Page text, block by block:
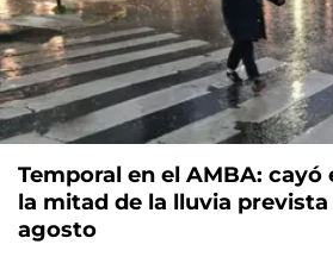
Temporal en el AMBA: cayó
la mitad de la lluvia
agosto